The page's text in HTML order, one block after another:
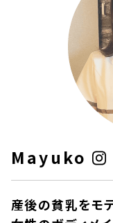
Mayuko
産後の貧乳をモ